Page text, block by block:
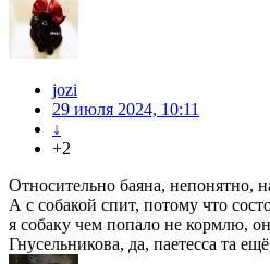
jozi
29 июля 2024, 10:11
↓
+2
Относительно баяна, непонятно,
А с собакой спит, потому что
я собаку чем попало не кормлю,
Гнусельникова, да, паетесса та